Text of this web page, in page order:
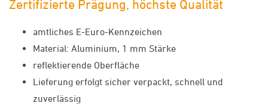
Zertifizierte Prägung, höchste Qualität
amtliches E-Euro-Kennzeichen
Material: Aluminium, 1 mm Stärke
reflektierende Oberfläche
Lieferung erfolgt sicher verpackt, schnell und
zuverlässig